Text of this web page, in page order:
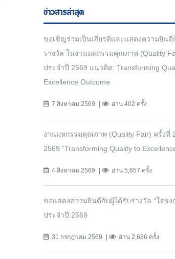
ข่าวสารล่าสุด
ขอเชิญร่วมเป็นเกียรติและแสดงความยินดี
รางวัล ในงานมหกรรมคุณภาพ (Quality
ประจำปี 2569 แนวคิด: Transforming
Excellence Outcome
7 สิงหาคม 2569 อ่าน 402 ครั้ง
งานมหกรรมคุณภาพ (Quality Fair) ครั้งที่
2569 “Transforming Quality to
4 สิงหาคม 2569 อ่าน 5,657 ครั้ง
ขอแสดงความยินดีกับผู้ได้รับรางวัล “โครง
ประจำปี 2569
31 กรกฎาคม 2569 อ่าน 2,686 ครั้ง